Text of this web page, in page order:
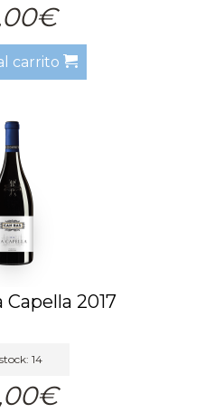
carrito
Capella 2017
14